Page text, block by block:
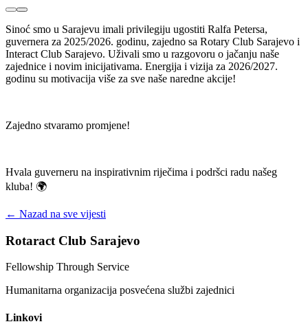
Sinoć smo u Sarajevu imali privilegiju ugostiti Ralfa Petersa,
guvernera za 2025/2026. godinu, zajedno sa Rotary Club Sarajevo i
Interact Club Sarajevo. Uživali smo u razgovoru o jačanju naše
zajednice i novim inicijativama. Energija i vizija za 2026/2027.
godinu su motivacija više za sve naše naredne akcije!
Zajedno stvaramo promjene!
Hvala guverneru na inspirativnim riječima i podršci radu našeg
kluba! 🌍
← Nazad na sve vijesti
Rotaract Club Sarajevo
Fellowship Through Service
Humanitarna organizacija posvećena službi zajednici
Linkovi